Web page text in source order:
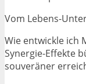
Vom Lebens-
Wie entwickle ich
Synergie-Effekte
souveräner